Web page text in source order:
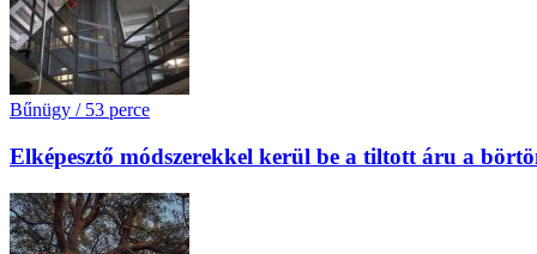
Bűnügy / 53 perce
Elképesztő módszerekkel kerül be a tiltott áru a